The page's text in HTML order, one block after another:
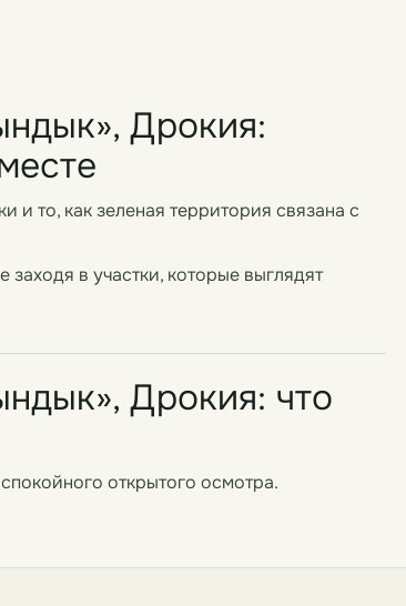
Дрокия:
и то, как зеленая территория связана с
в участки, которые выглядят
Дрокия: что
открытого осмотра.